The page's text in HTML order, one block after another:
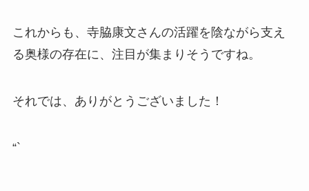
これからも、寺脇康文さんの活躍を陰ながら支え
る奥様の存在に、注目が集まりそうですね。
それでは、ありがとうございました！
“`